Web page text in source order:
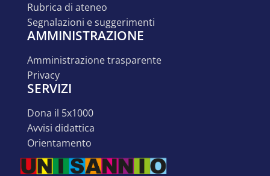
rubrica di ateneo
segnalazioni e suggerimenti
AMMINISTRAZIONE
amministrazione trasparente
privacy
SERVIZI
dona il 5x1000
avvisi didattica
orientamento